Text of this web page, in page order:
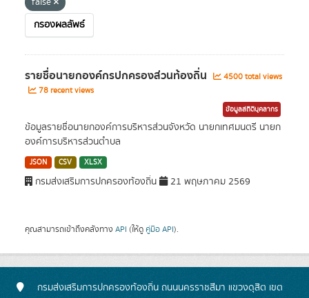
กรองผลลัพธ์
รายชื่อนายกองค์กรปกครองส่วนท้องถิ่น
4500 total views
78 recent views
ข้อมูลสถิติบุคลากร
ข้อมูลรายชื่อนายกองค์การบริหารส่วนจังหวัด นายกเทศมนตรี นายก
องค์การบริหารส่วนตำบล
JSON CSV XLSX
กรมส่งเสริมการปกครองท้องถิ่น 21 พฤษภาคม 2569
คุณสามารถเข้าถึงคลังทาง API (ให้ดู คู่มือ API).
กรมส่งเสริมการปกครองท้องถิ่น ถนนนครราชสีมา แขวงดุสิต เขต